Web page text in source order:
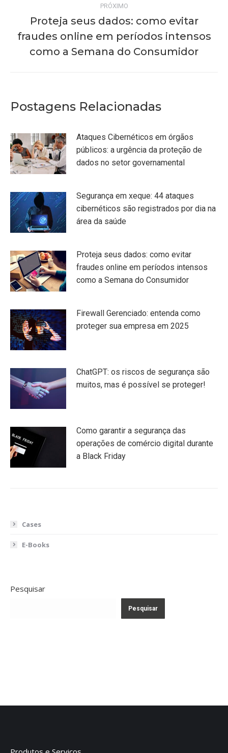
PRÓXIMO
Próximo
post:
Proteja seus dados: como evitar
fraudes online em períodos intensos
como a Semana do Consumidor
Postagens Relacionadas
Ataques Cibernéticos em órgãos
públicos: a urgência da proteção de
dados no setor governamental
Segurança em xeque: 44 ataques
cibernéticos são registrados por dia na
área da saúde
Proteja seus dados: como evitar
fraudes online em períodos intensos
como a Semana do Consumidor
Firewall Gerenciado: entenda como
proteger sua empresa em 2025
ChatGPT: os riscos de segurança são
muitos, mas é possível se proteger!
Como garantir a segurança das
operações de comércio digital durante
a Black Friday
Cases
E-Books
Pesquisar
Pesquisar